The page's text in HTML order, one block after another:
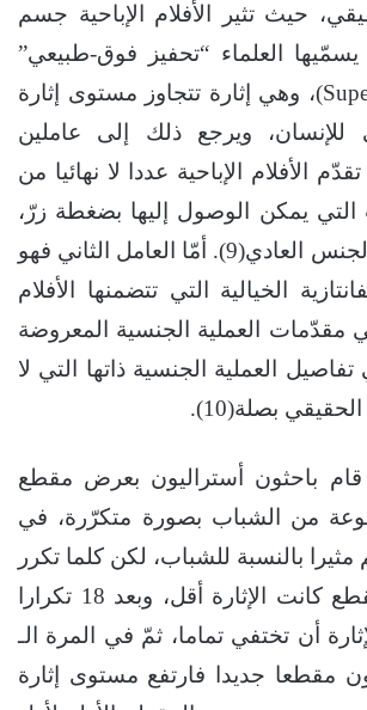
حيث تثير الأفلام الإباحية جسم
يسمّيها العلماء “تحفيز فوق-طبيعي”
(Supernormal stimuli)، وهي إثارة تتجاوز مستوى إثارة
للإنسان، ويرجع ذلك إلى عاملين
الأفلام الإباحية عددا لا نهائيا من
التي يمكن الوصول إليها بضغطة زرّ،
وهو ما لا يوفره الجنس العادي(9). أمّا العامل الثاني فهو
الخيالية التي تتضمنها الأفلام
مقدّمات العملية الجنسية المعروضة
العملية الجنسية ذاتها التي لا
بصلة(10).
قام باحثون أستراليون بعرض مقطع
من الشباب بصورة متكرّرة، في
مثيرا بالنسبة للشباب، لكن كلما تكرر
عرض نفس المقطع كانت الإثارة أقل، وبعد 18 تكرارا
أن تختفي تماما، ثمّ في المرة الـ
مقطعا جديدا فارتفع مستوى إثارة